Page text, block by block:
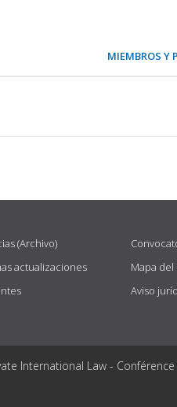
MIEMBROS Y
(Archivo)
actualizaciones
Mapa del
Aviso
International Law -